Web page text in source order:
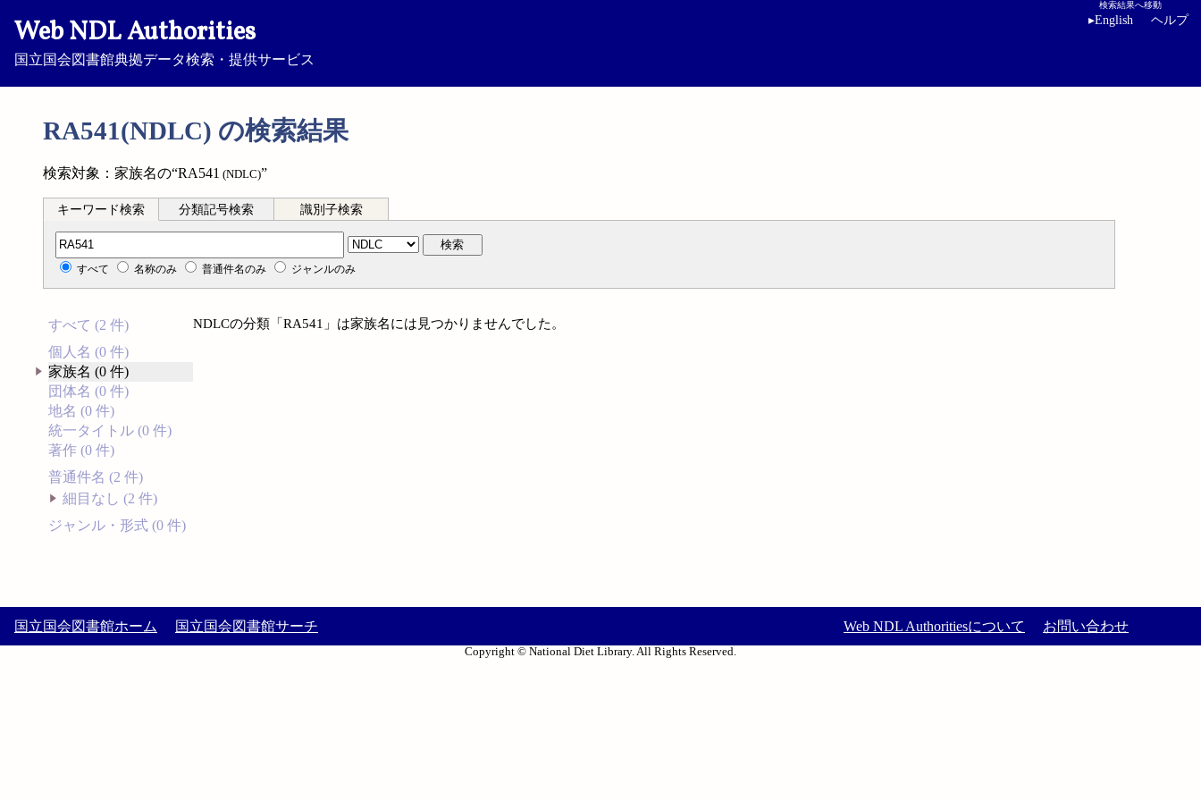
Web NDL Authorities
国立国会図書館典拠データ検索・提供サービス
検索結果へ移動
▸English ヘルプ
RA541(NDLC) の検索結果
検索対象：家族名の“RA541 (NDLC)”
キーワード検索 分類記号検索 識別子検索
分類記号検索 検索
すべて 名称のみ 普通件名のみ ジャンルのみ
すべて (2 件)
個人名 (0 件)
家族名 (0 件)
団体名 (0 件)
地名 (0 件)
統一タイトル (0 件)
著作 (0 件)
普通件名 (2 件)
細目なし (2 件)
ジャンル・形式 (0 件)
NDLCの分類「RA541」は家族名には見つかりませんでした。
国立国会図書館ホーム 国立国会図書館サーチ Web NDL Authoritiesについて お問い合わせ
Copyright © National Diet Library. All Rights Reserved.